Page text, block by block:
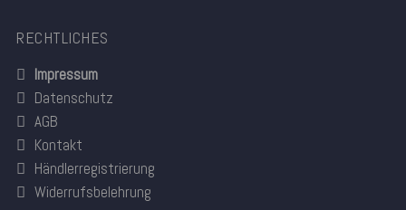
RECHTLICHES
Impressum
Datenschutz
AGB
Kontakt
Händlerregistrierung
Widerrufsbelehrung